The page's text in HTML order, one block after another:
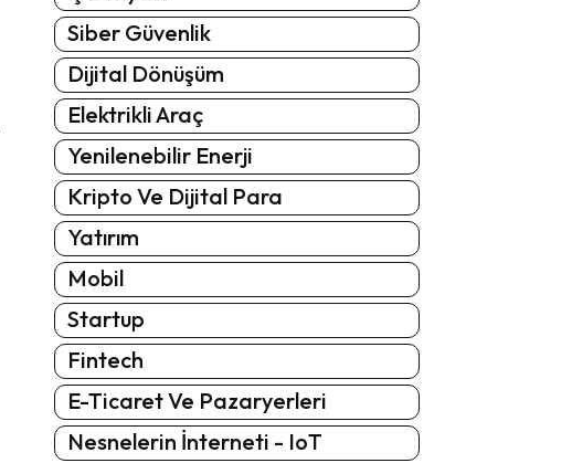
Siber Güvenlik
Dijital Dönüşüm
Elektrikli Araç
Yenilenebilir Enerji
Kripto Ve Dijital Para
Yatırım
Mobil
Startup
Fintech
E-Ticaret Ve Pazaryerleri
Nesnelerin İnterneti - IoT